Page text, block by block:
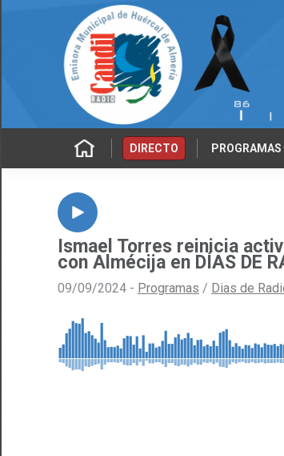
DIRECTO PROGRAMAS
Ismael Torres reinicia
con Almécija en DÍAS DE
09/09/2024 - Programas / Dias de